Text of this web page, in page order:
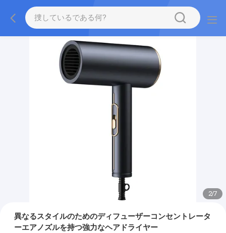
2/7
異なるスタイルのためのディフューザーコンセントレータ
ーエアノズルを持つ強力なヘアドライヤー